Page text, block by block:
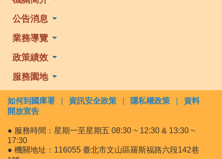
公告消息
業務導覽
政策績效
服務園地
如何到國庫署 資訊安全政策 隱私權政策
資料
開放宣告
● 服務時間：星期一至星期五 08:30 ~ 12:30 & 13:30 ~
17:30
● 機關地址：116055 臺北市文山區羅斯福路六段142巷